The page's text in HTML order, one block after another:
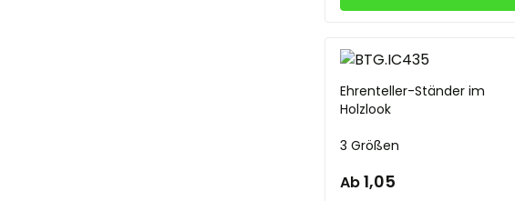
Ehrenteller-Ständer im
Holzlook
3 Größen
Ab1,05